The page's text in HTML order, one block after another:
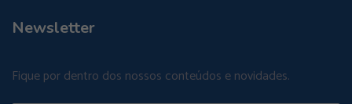
Newsletter
Fique por dentro dos nossos conteúdos e novidades.